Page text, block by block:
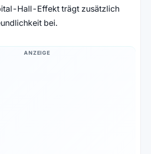
Hall-Effekt trägt zusätzlich
bei.
ANZEIGE